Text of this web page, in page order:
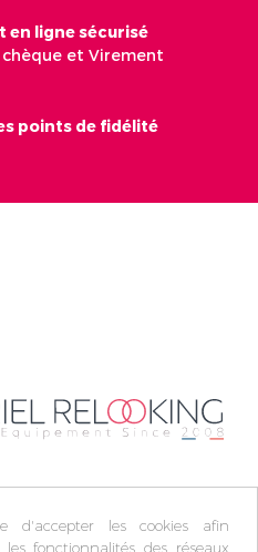
en ligne sécurisé
chèque et Virement
points de fidélité
d'accepter les cookies afin
fonctionnalités des réseaux